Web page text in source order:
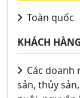
Toàn quốc
KHÁCH
Các doanh
sản, thủy